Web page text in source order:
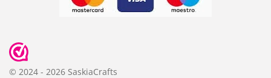
© 2024 - 2026 SaskiaCrafts